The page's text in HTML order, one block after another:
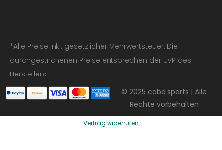
*Alle Preise inkl. gesetzlicher Mehrwertsteuer. Die
durchgestrichenen Preise entsprechen der UVP des
Herstellers.
© 2025 caba sports | Alle
Rechte vorbehalten
Vertrag widerrufen